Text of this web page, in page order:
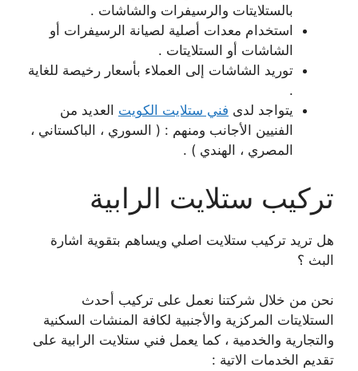
بالستلايتات والرسيفرات والشاشات .
استخدام معدات أصلية لصيانة الرسيفرات أو
الشاشات أو الستلايتات .
توريد الشاشات إلى العملاء بأسعار رخيصة للغاية
.
يتواجد لدى فني ستلايت الكويت العديد من
الفنيين الأجانب ومنهم : ( السوري ، الباكستاني ،
المصري ، الهندي ) .
تركيب ستلايت الرابية
هل تريد تركيب ستلايت اصلي ويساهم بتقوية اشارة
البث ؟
نحن من خلال شركتنا نعمل على تركيب أحدث
الستلايتات المركزية والأجنبية لكافة المنشات السكنية
والتجارية والخدمية ، كما يعمل فني ستلايت الرابية على
تقديم الخدمات الاتية :